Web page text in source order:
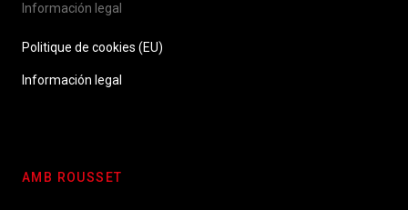
Información legal
Politique de cookies (EU)
Información legal
AMB ROUSSET